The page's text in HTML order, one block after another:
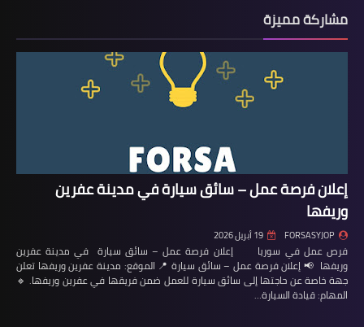
مشاركة مميزة
إعلان فرصة عمل – سائق سيارة في مدينة عفرين
وريفها
FORSASYJOP 19 أبريل 2026
فرص عمل في سوريا إعلان فرصة عمل – سائق سيارة في مدينة عفرين
وريفها 📢 إعلان فرصة عمل – سائق سيارة 📍 الموقع: مدينة عفرين وريفها تعلن
جهة خاصة عن حاجتها إلى سائق سيارة للعمل ضمن فريقها في عفرين وريفها. 🔹
المهام: قيادة السيارة…